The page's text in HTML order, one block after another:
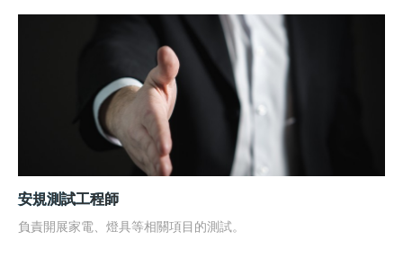
安規測試工程師
負責開展家電、燈具等相關項目的測試。